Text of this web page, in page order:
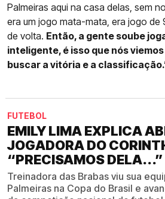
Palmeiras aqui na casa delas, sem
era um jogo mata-mata, era jogo de
de volta. Então, a gente soube
inteligente, é isso que nós
buscar a vitória e a
FUTEBOL
EMILY LIMA EXPLICA
JOGADORA DO
“PRECISAMOS DELA...”
Treinadora das Brabas viu sua
Palmeiras na Copa do Brasil e